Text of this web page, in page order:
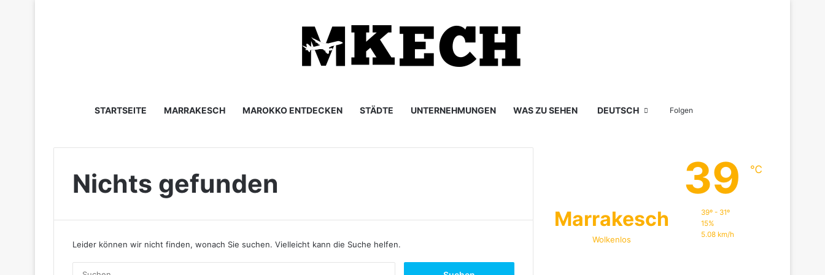
STARTSEITE MARRAKESCH MAROKKO ENTDECKEN STÄDTE UNTERNEHMUNGEN WAS ZU SEHEN DEUTSCH Folgen
Nichts gefunden
Leider können wir nicht finden, wonach Sie suchen. Vielleicht kann die Suche helfen.
Marrakesch
Wolkenlos
39 ℃
39º - 31º
15%
5.08 km/h